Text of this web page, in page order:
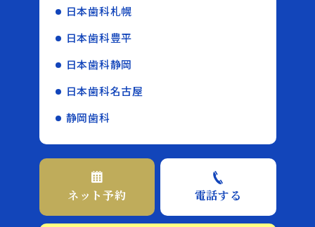
日本歯科札幌
日本歯科豊平
日本歯科静岡
日本歯科名古屋
静岡歯科
ネット予約 電話する